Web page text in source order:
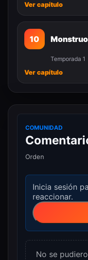
Ver capítulo
10
Temporada 1
Ver capítulo
COMUNIDAD
Orden
Inicia sesión
reaccionar.
No se